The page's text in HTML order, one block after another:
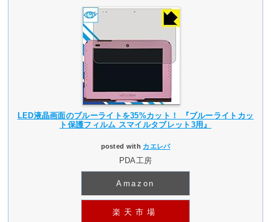
LED液晶画面のブルーライトを35%カット！ 『ブルーライトカッ
ト保護フィルム スマイルタブレット3用』
posted with カエレバ
PDA工房
Amazon
楽天市場